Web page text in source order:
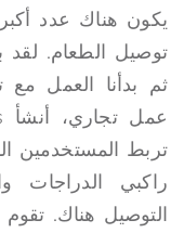
يكون هناك عدد
توصيل الطعام. لقد
ثم بدأنا العمل مع
تربط المستخدمين
راكبي الدراجات